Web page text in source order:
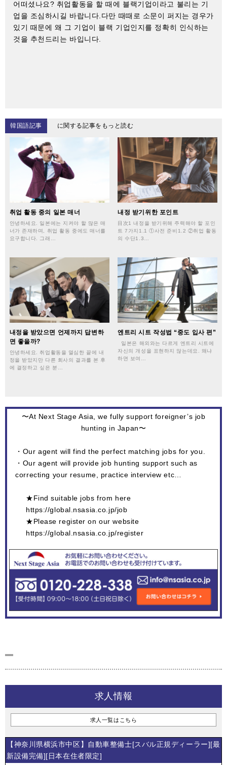
어떠셨나요? 취업활동을 할 때에 블랙기업이라고 불리는 기
업을 조심하시길 바랍니다.다만 때때로 소문이 퍼지는 경우가
있기 때문에 왜 그 기업이 블랙 기업인지를 정확히 인식하는
것을 추천드리는 바입니다.
韓国語記事 に関する記事をもっと読む
취업 활동 중의 일본 매너
안녕하세요. 일본에는 지켜야 할 많은 매
너가 존재하며, 취업 활동 중에도 매너를
요구합니다. 그래…
내정 받기위한 포인트
目次1 내정을 받기위해 주력해야 할 포인
트 7가지1.1 ①사전 준비1.2 ②취업 활동
의 수단1.3…
내정을 받았으면 언제까지 답변하
면 좋을까?
안녕하세요. 취업활동을 열심한 끝에 내
정을 받았지만 다른 회사의 결과를 본 후
에 결정하고 싶은 분…
엔트리 시트 작성법 “중도 입사 편”
일본은 해외와는 다르게 엔트리 시트에
자신의 개성을 표현하지 않는데요. 왜냐
하면 보여…
〜At Next Stage Asia, we fully support foreigner’s job
hunting in Japan〜
・Our agent will find the perfect matching jobs for you.
・Our agent will provide job hunting support such as
correcting your resume, practice interview etc…
★Find suitable jobs from here
https://global.nsasia.co.jp/job
★Please register on our website
https://global.nsasia.co.jp/register
求人情報
求人一覧はこちら
【神奈川県横浜市中区】自動車整備士[スバル正規ディーラー][最
新設備完備][日本在住者限定]